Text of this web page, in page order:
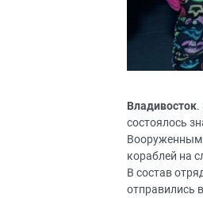
Владивосток.
состоялось
кораблей на
В состав
отправились